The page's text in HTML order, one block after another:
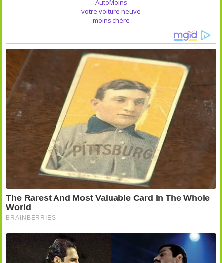
AutoMoins
votre voiture neuve
moins chère